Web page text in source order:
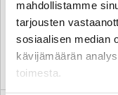
mahdollistamme
tarjousten
sosiaalisen median
kävijämäärän
toimesta.
alk. 239 € / kk
KATSO TIEDOT